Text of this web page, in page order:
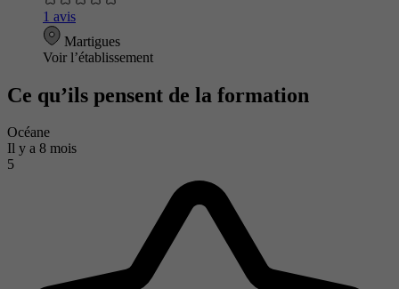
1 avis
Martigues
Voir l’établissement
Ce qu’ils pensent de la formation
Océane
Il y a 8 mois
5